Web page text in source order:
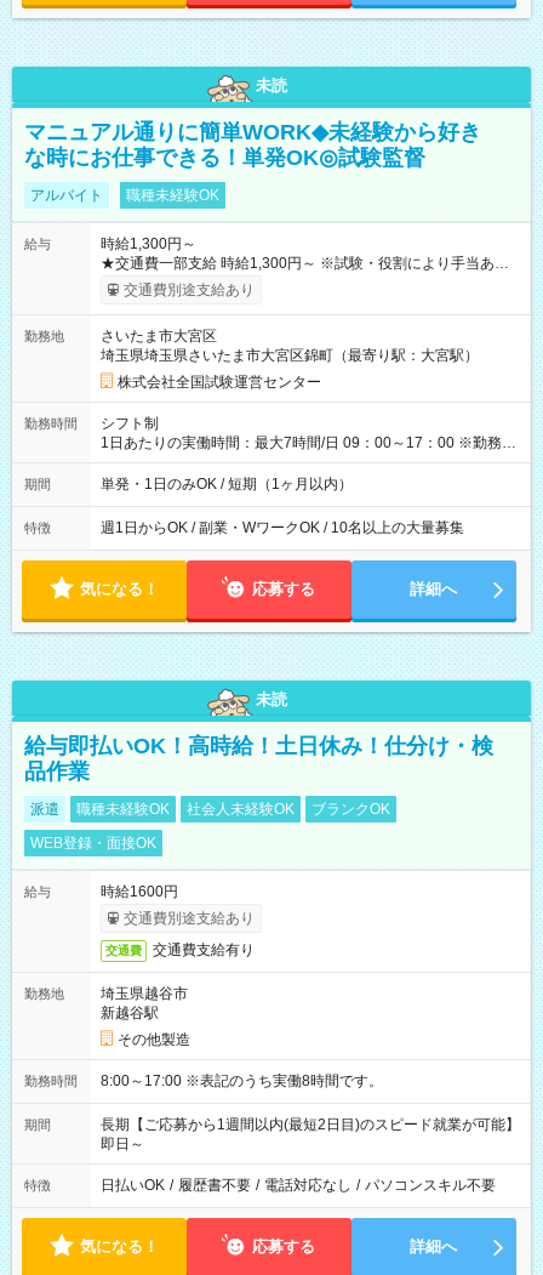
未読
マニュアル通りに簡単WORK◆未経験から好き
な時にお仕事できる！単発OK◎試験監督
アルバイト 職種未経験OK
給与
時給1,300円～
★交通費一部支給 時給1,300円～ ※試験・役割により手当あり
※勤務回数により昇給あり 【即給（前払い）オプションあ
り！】 希望される場合、勤務から1週間ほどで給与の一部を受け
例】 ・河合塾模擬試験 8:30～17:30（休憩1時間） 時給1,300円
×8時間＝日収10,400円＋交通費 ※当日の役割により時給＋100
円の場合あり ・国家試験 7:00～13:30（休憩なし） 時給1,300
円（役割手当＋100円）×6時間＝日収8,400円＋交通費 【試用期
間】試用期間なし
交通費別途支給あり
勤務地
さいたま市大宮区
埼玉県埼玉県さいたま市大宮区錦町（最寄り駅：大宮駅）
株式会社全国試験運営センター
勤務時間
シフト制
1日あたりの実働時間：最大7時間/日 09：00～17：00 ※勤務時
間は 試験により異なります。
期間 単発・1日のみOK / 短期（1ヶ月以内）
特徴 週1日からOK / 副業・WワークOK / 10名以上の大量募集
気になる！ 応募する 詳細へ
未読
給与即払いOK！高時給！土日休み！仕分け・検
品作業
派遣 職種未経験OK 社会人未経験OK
ブランクOK
WEB登録・面接OK
給与
時給1600円
交通費別途支給あり
交通費 交通費支給有り
勤務地
埼玉県越谷市
新越谷駅
その他製造
勤務時間 8:00～17:00 ※表記のうち実働8時間です。
期間
長期【ご応募から1週間以内(最短2日目)のスピード就業が可能】
即日～
特徴 日払いOK / 履歴書不要 / 電話対応なし / パソコンスキル不要
気になる！ 応募する 詳細へ